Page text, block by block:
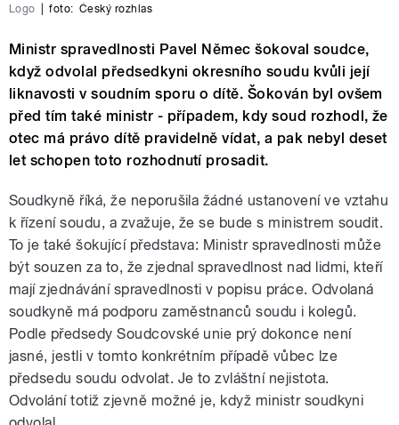
Logo foto: Český rozhlas
Ministr spravedlnosti Pavel Němec šokoval soudce,
když odvolal předsedkyni okresního soudu kvůli její
liknavosti v soudním sporu o dítě. Šokován byl ovšem
před tím také ministr - případem, kdy soud rozhodl, že
otec má právo dítě pravidelně vídat, a pak nebyl deset
let schopen toto rozhodnutí prosadit.
Soudkyně říká, že neporušila žádné ustanovení ve vztahu
k řízení soudu, a zvažuje, že se bude s ministrem soudit.
To je také šokující představa: Ministr spravedlnosti může
být souzen za to, že zjednal spravedlnost nad lidmi, kteří
mají zjednávání spravedlnosti v popisu práce. Odvolaná
soudkyně má podporu zaměstnanců soudu i kolegů.
Podle předsedy Soudcovské unie prý dokonce není
jasné, jestli v tomto konkrétním případě vůbec lze
předsedu soudu odvolat. Je to zvláštní nejistota.
Odvolání totiž zjevně možné je, když ministr soudkyni